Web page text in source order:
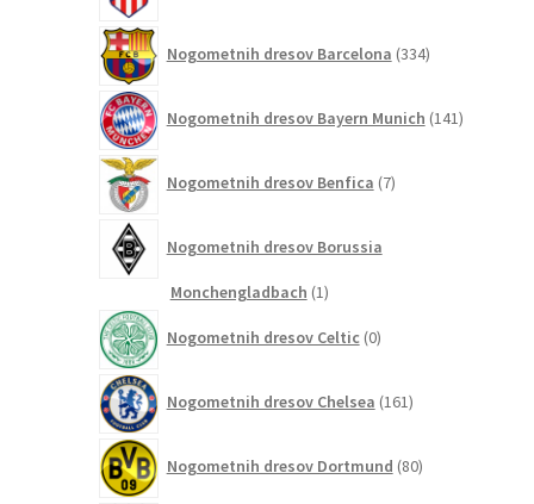
Nogometnih dresov Barcelona 334izdelkov
Nogometnih dresov Bayern Munich 141izdelkov
Nogometnih dresov Benfica 7izdelkov
Nogometnih dresov Borussia
Monchengladbach 11
Nogometnih dresov Celtic 0izdelkov
Nogometnih dresov Chelsea 161izdelkov
Nogometnih dresov Dortmund 80izdelkov